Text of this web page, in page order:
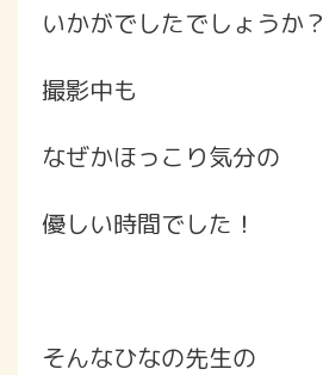
いかがでしたでしょうか？
撮影中も
なぜかほっこり気分の
優しい時間でした！
そんなひなの先生の